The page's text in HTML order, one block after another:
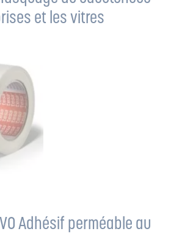
et les vitres
Adhésif perméable au